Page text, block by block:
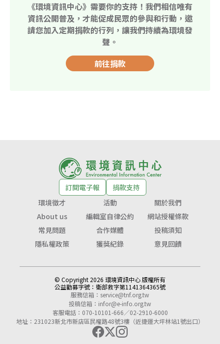
《環境資訊中心》需要你的支持！我們相信唯有
資訊公開普及，才能促成民眾的參與和行動，邀
請您加入定期捐款的行列，讓我們持續為環境發
聲。
前往捐款
訂閱電子報
捐款支持
環境徵才
活動
關於我們
About us
編輯室自律公約
網站授權條款
常見問題
合作媒體
投稿須知
隱私權政策
獲獎紀錄 意見回饋
© Copyright 2026 環境資訊中心 版權所有
公益勸募字號： 衛部救字第1141364365號
服務信箱： service@tnf.org.tw
投稿信箱： infor@e-info.org.tw
客服電話：070-10101-666／02-2910-6000
地址：231023新北市新店區民權路48號3樓（近捷運大坪林站1號出口）